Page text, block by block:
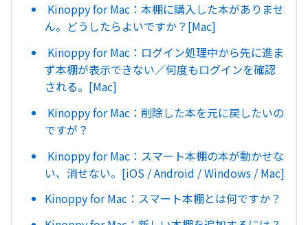
Kinoppy for Mac：本棚に購入した本がありませ
ん。どうしたらよいですか？[Mac]
Kinoppy for Mac：ログイン処理中から先に進ま
ず本棚が表示できない／何度もログインを確認
される。[Mac]
Kinoppy for Mac：削除した本を元に戻したいの
ですが？
Kinoppy for Mac：スマート本棚の本が動かせな
い、消せない。[iOS / Android / Windows / Mac]
Kinoppy for Mac：スマート本棚とは何ですか？